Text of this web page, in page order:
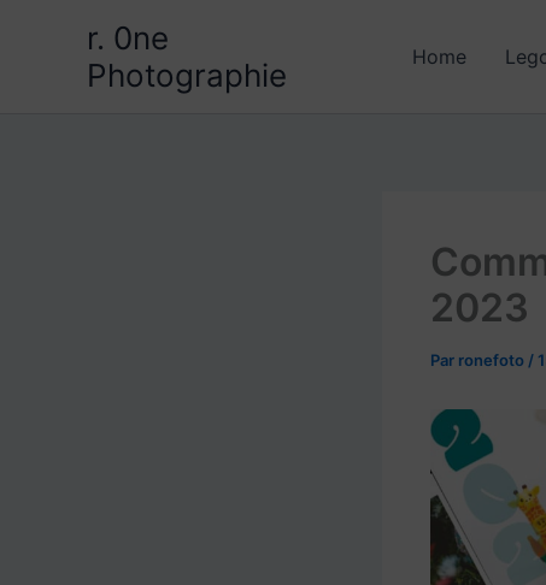
r. 0ne
Photographie
Home
2023
Par ronefoto /